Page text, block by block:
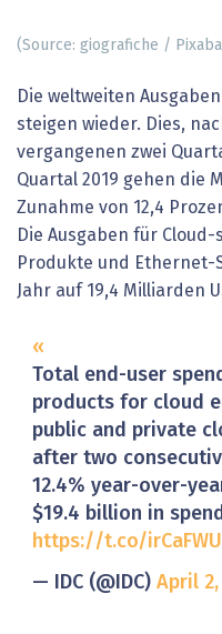
(Source: giografiche /
Die weltweiten
steigen wieder. Dies,
vergangenen zwei
Quartal 2019 gehen die
Zunahme von 12,4
Die Ausgaben für
Produkte und Ethernet-
Jahr auf 19,4 Milliarden
Total end-user
products for cloud
public and private
after two
12.4% year-over-
$19.4 billion in
https://t.co/
— IDC (@IDC) April 2,